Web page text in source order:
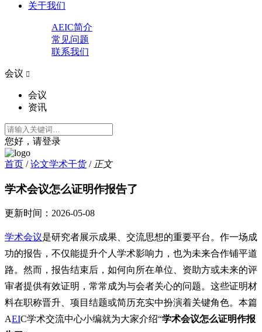
关于我们
AEIC简介
常见问题
联系我们
会议 
会议
资讯
您好，请登录
首页 / 论文学术干货 / 正文
学术会议怎么证明作报告了
更新时间： 2026-05-08
学术会议是研究者展示成果、交流思想的重要平台。作一场成
功的报告，不仅能提升个人学术影响力，也为未来合作铺平道
路。然而，报告结束后，如何向所在单位、资助方或未来的评
审者提供有效证明，常常成为与会者关心的问题。这些证明材
料在职称晋升、项目结题或简历充实中扮演着关键角色。本篇
AEIC学术交流中心小编就为大家介绍“学术会议怎么证明作报